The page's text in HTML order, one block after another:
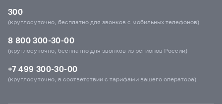
300
(круглосуточно, бесплатно для звонков с мобильных телефонов)
8 800 300-30-00
(круглосуточно, бесплатно для звонков из регионов России)
+7 499 300-30-00
(круглосуточно, в соответствии с тарифами вашего оператора)